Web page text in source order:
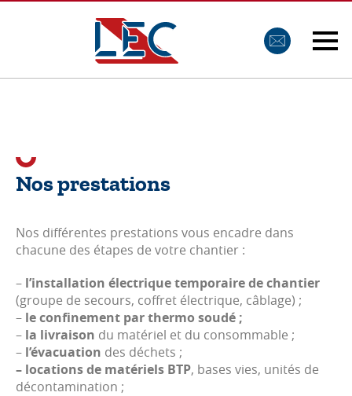
Nos prestations
Nos différentes prestations vous encadre dans
chacune des étapes de votre chantier :
– l’installation électrique temporaire de chantier
(groupe de secours, coffret électrique, câblage) ;
– le confinement par thermo soudé ;
– la livraison du matériel et du consommable ;
– l’évacuation des déchets ;
– locations de matériels BTP, bases vies, unités de
décontamination ;